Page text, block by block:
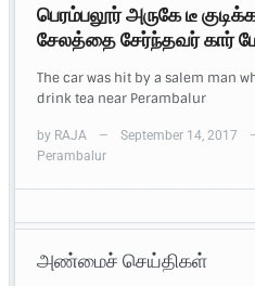
பெரம்பலூர் அருகே டீ
சேலத்தை சேர்ந்தவர் கார்
The car was hit by a salem man
drink tea near Perambalur
by RAJA — September 14, 2017
Perambalur
அண்மைச் செய்திகள்